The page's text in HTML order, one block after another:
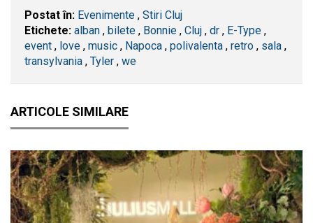
Postat în: Evenimente , Stiri Cluj
Etichete: alban , bilete , Bonnie , ​Cluj , dr , E-Type ,
event , love , music , Napoca , polivalenta , retro , sala ,
transylvania , Tyler , we
ARTICOLE SIMILARE